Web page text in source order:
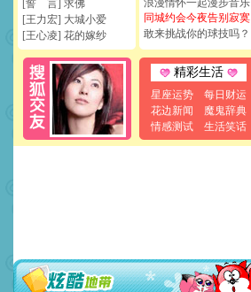
[誓 言] 求佛
[王力宏] 大城小爱
[王心凌] 花的嫁纱
浪漫情怀一起漫步音乐
同城约会今夜告别寂寞
敢来挑战你的球技吗？
精彩生活
星座运势
每日财运
花边新闻
魔鬼辞典
情感测试
生活笑话